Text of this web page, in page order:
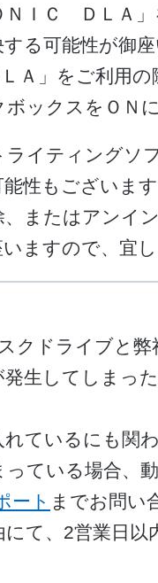
ＮＩＣ ＤＬＡ
る可能性が御
Ａ」をご利用の
ックスをＯＮ
イティングソ
性もございま
、またはアンイ
ますので、宜
クドライブと
生してしまっ
ているにも関
ている場合、
ート までお問い
て、2営業日